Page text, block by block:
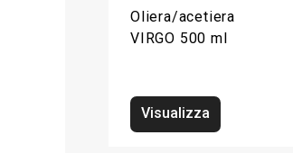
Oliera/acetiera
VIRGO 500 ml
Visualizza